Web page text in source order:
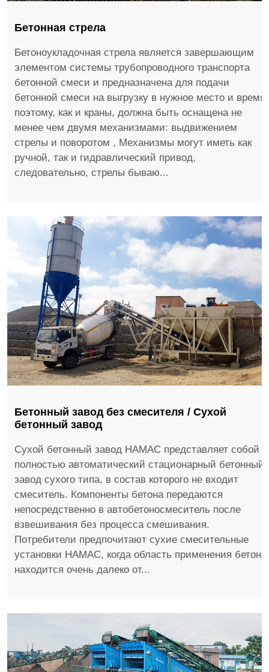
Бетонная стрела
Бетоноукладочная стрела является завершающим
элементом системы трубопроводного транспорта
бетонной смеси и предназначена для подачи
бетонной смеси на выгрузку в нужное место и время,
поэтому, как и краны, должна быть оснащена не
менее чем двумя механизмами: выдвижением
стрелы и поворотом , Механизмы могут иметь как
ручной, так и гидравлический привод,
следовательно, стрелы бываю...
Бетонный завод без смесителя / Сухой
бетонный завод
Сухой бетонный завод HAMAC представляет собой
полностью автоматический стационарный бетонный
завод сухого типа, в состав которого не входит
смеситель. Компоненты бетона передаются
непосредственно в автобетоносмеситель после
взвешивания без процесса смешивания.
Потребители предпочитают сухие смесительные
установки HAMAC, когда область применения бетона
находится очень далеко от...